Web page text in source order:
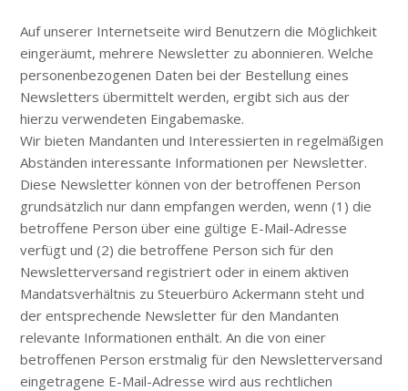
Auf unserer Internetseite wird Benutzern die Möglichkeit
eingeräumt, mehrere Newsletter zu abonnieren. Welche
personenbezogenen Daten bei der Bestellung eines
Newsletters übermittelt werden, ergibt sich aus der
hierzu verwendeten Eingabemaske.
Wir bieten Mandanten und Interessierten in regelmäßigen
Abständen interessante Informationen per Newsletter.
Diese Newsletter können von der betroffenen Person
grundsätzlich nur dann empfangen werden, wenn (1) die
betroffene Person über eine gültige E-Mail-Adresse
verfügt und (2) die betroffene Person sich für den
Newsletterversand registriert oder in einem aktiven
Mandatsverhältnis zu Steuerbüro Ackermann steht und
der entsprechende Newsletter für den Mandanten
relevante Informationen enthält. An die von einer
betroffenen Person erstmalig für den Newsletterversand
eingetragene E-Mail-Adresse wird aus rechtlichen